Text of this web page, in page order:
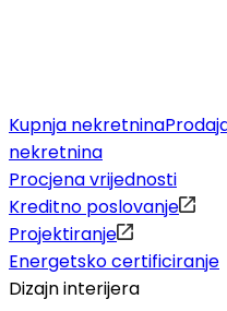
Kupnja nekretnina
nekretnina
Procjena vrijednosti
Kreditno poslovanje
Projektiranje
Energetsko certificiranje
Dizajn interijera